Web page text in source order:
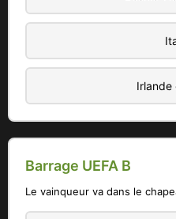
Pays organisateurs :
(Groupe B), États-Unis
Irlande
Barrage UEFA B
Le vainqueur va dans le